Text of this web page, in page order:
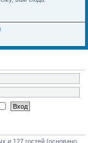
и 127 гостей (основано